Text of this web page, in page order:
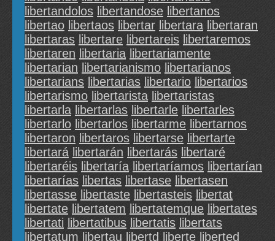
libertandolos libertandose libertanos
libertao libertaos libertar libertara libertaran
libertaras libertare libertareis libertaremos
libertaren libertaria libertariamente
libertarian libertarianismo libertarianos
libertarians libertarias libertario libertarios
libertarismo libertarista libertaristas
libertarla libertarlas libertarle libertarles
libertarlo libertarlos libertarme libertarnos
libertaron libertaros libertarse libertarte
libertará libertarán libertarás libertaré
libertaréis libertaría libertaríamos libertarían
libertarías libertas libertase libertasen
libertasse libertaste libertasteis libertat
libertate libertatem libertatemque libertates
libertati libertatibus libertatis libertats
libertatum libertau libertd liberte liberted